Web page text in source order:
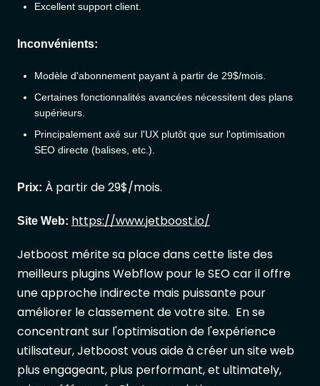
Excellent support client.
Inconvénients:
Modèle d'abonnement payant à partir de 29$/mois.
Certaines fonctionnalités avancées nécessitent des plans
supérieurs.
Principalement axé sur l'UX plutôt que sur l'optimisation
SEO directe (balises, etc.).
Prix: À partir de 29$/mois.
Site Web: https://www.jetboost.io/
Jetboost mérite sa place dans cette liste des
meilleurs plugins Webflow pour le SEO car il offre
une approche indirecte mais puissante pour
améliorer le classement de votre site. En se
concentrant sur l'optimisation de l'expérience
utilisateur, Jetboost vous aide à créer un site web
plus engageant, plus performant, et ultimately,